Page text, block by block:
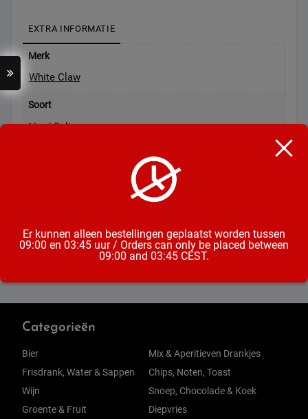
EXTRA INFORMATIE
Merk
White Claw
Soort
Hard Seltzer
Categorieën
Bier
Frisdrank, Water & Sappen
Wijn
Groente & Fruit
Mix & Aperitieven Drankjes
Chips, Noten, Toast
Snoep, Chocolade & Koek
Diepvries
Er kunnen alleen bestellingen geplaatst worden tussen
09:00 en 03:45 uur / Orders can only be placed between
09:00 and 03:45 CEST.